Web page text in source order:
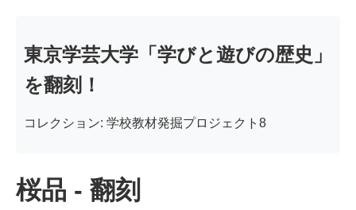
東京学芸大学「学びと遊びの歴史」
を翻刻！
コレクション: 学校教材発掘プロジェクト8
桜品 - 翻刻